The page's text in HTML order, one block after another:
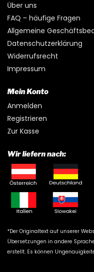
Über uns
FAQ – häufige Fragen
Allgemeine
Datenschutzerklärung
Widerrufsrecht
Impressum
Mein Konto
Anmelden
Registrieren
Zur Kasse
Wir liefern nach:
*Der Originaltext auf unserer
Übersetzungen in andere
erstellt. Es können